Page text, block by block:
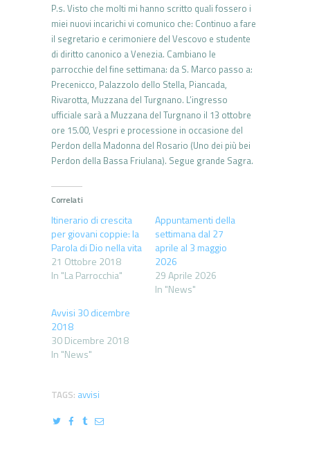
P.s. Visto che molti mi hanno scritto quali fossero i
miei nuovi incarichi vi comunico che: Continuo a fare
il segretario e cerimoniere del Vescovo e studente
di diritto canonico a Venezia. Cambiano le
parrocchie del fine settimana: da S. Marco passo a:
Precenicco, Palazzolo dello Stella, Piancada,
Rivarotta, Muzzana del Turgnano. L’ingresso
ufficiale sarà a Muzzana del Turgnano il 13 ottobre
ore 15.00, Vespri e processione in occasione del
Perdon della Madonna del Rosario (Uno dei più bei
Perdon della Bassa Friulana). Segue grande Sagra.
Correlati
Itinerario di crescita
per giovani coppie: la
Parola di Dio nella vita
21 Ottobre 2018
In "La Parrocchia"
Appuntamenti della
settimana dal 27
aprile al 3 maggio
2026
29 Aprile 2026
In "News"
Avvisi 30 dicembre
2018
30 Dicembre 2018
In "News"
TAGS: avvisi